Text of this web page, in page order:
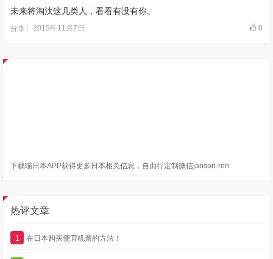
未来将淘汰这几类人，看看有没有你。
分享 2015年11月7日 0
下载喵日本APP获得更多日本相关信息，自由行定制微信janson-ren
热评文章
1 在日本购买便宜机票的方法！